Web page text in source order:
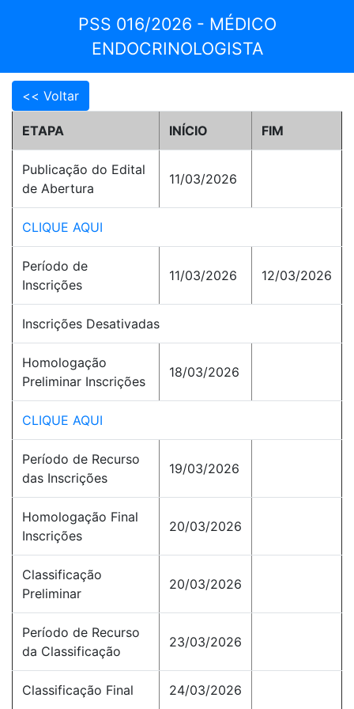
PSS 016/2026 - MÉDICO
ENDOCRINOLOGISTA
ETAPA INÍCIO FIM
Publicação do Edital
de Abertura
11/03/2026
CLIQUE AQUI
Período de
Inscrições
11/03/2026 12/03/2026
Inscrições Desativadas
Homologação
Preliminar Inscrições
18/03/2026
CLIQUE AQUI
Período de Recurso
das Inscrições
19/03/2026
Homologação Final
Inscrições
20/03/2026
Classificação
Preliminar
20/03/2026
Período de Recurso
da Classificação
23/03/2026
Classificação Final 24/03/2026